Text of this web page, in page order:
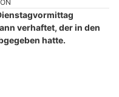
verhaftet, der in den
hatte.